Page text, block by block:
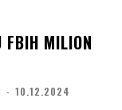
FBIH MILION
- 10.12.2024